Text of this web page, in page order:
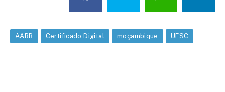
AARB Certificado Digital moçambique UFSC